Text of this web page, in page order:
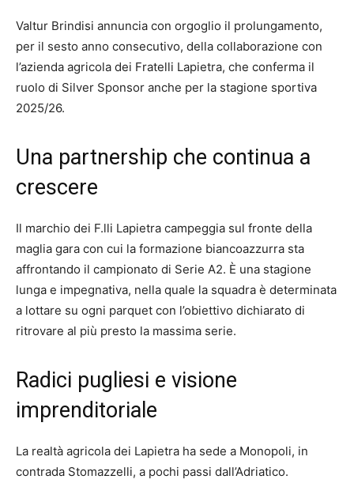
Valtur Brindisi annuncia con orgoglio il prolungamento,
per il sesto anno consecutivo, della collaborazione con
l’azienda agricola dei Fratelli Lapietra, che conferma il
ruolo di Silver Sponsor anche per la stagione sportiva
2025/26.
Una partnership che continua a
crescere
Il marchio dei F.lli Lapietra campeggia sul fronte della
maglia gara con cui la formazione biancoazzurra sta
affrontando il campionato di Serie A2. È una stagione
lunga e impegnativa, nella quale la squadra è determinata
a lottare su ogni parquet con l’obiettivo dichiarato di
ritrovare al più presto la massima serie.
Radici pugliesi e visione
imprenditoriale
La realtà agricola dei Lapietra ha sede a Monopoli, in
contrada Stomazzelli, a pochi passi dall’Adriatico.